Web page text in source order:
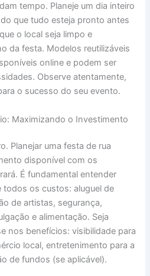
tempo. Planeje um dia inteiro
que tudo esteja pronto antes
o local seja limpo e
da festa. Modelos reutilizáveis
online e podem ser
Observe atentamente,
o sucesso do seu evento.
Maximizando o Investimento
Planejar uma festa de rua
disponível com os
É fundamental entender
todos os custos: aluguel de
de artistas, segurança,
e alimentação. Seja
nos benefícios: visibilidade para
local, entretenimento para a
de fundos (se aplicável).